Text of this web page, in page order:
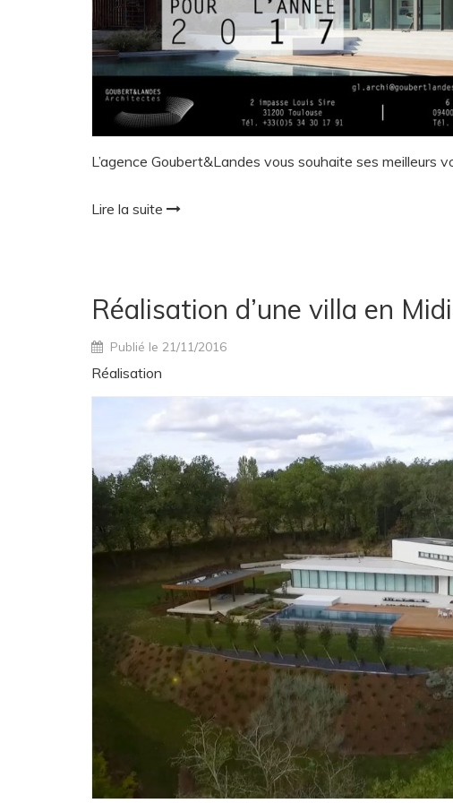
L’agence Goubert&Landes vous souhaite ses meilleurs
Lire la suite
Réalisation d’une villa en
Publié le 21/11/2016
Réalisation